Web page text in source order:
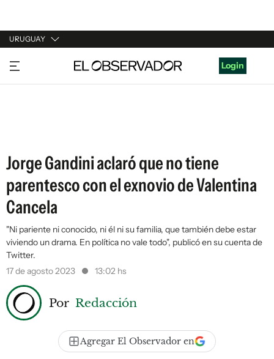
URUGUAY
URUGUAY
ARGENTINA
Login
Jorge Gandini aclaró que no tiene
parentesco con el exnovio de Valentina
Cancela
"Ni pariente ni conocido, ni él ni su familia, que también debe estar
viviendo un drama. En política no vale todo", publicó en su cuenta de
Twitter.
17 de agosto 2023
13:02 hs
Por Redacción
Agregar El Observador en